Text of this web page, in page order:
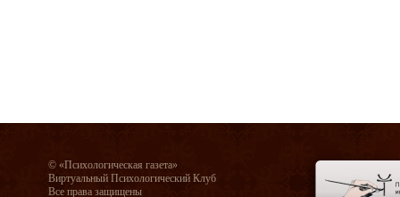
© «Психологическая газета»
Виртуальный Психологический Клуб
Все права защищены